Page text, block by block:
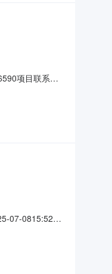
项目联系
07-0815:52采